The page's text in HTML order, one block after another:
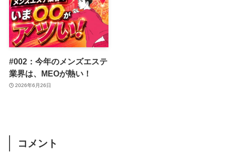
#002：今年のメンズエステ
業界は、MEOが熱い！
2026年6月26日
コメント